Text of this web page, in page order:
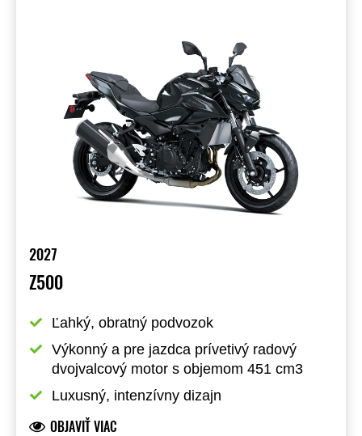
2027
Z500
Ľahký, obratný podvozok
Výkonný a pre jazdca prívetivý radový
dvojvalcový motor s objemom 451 cm3
Luxusný, intenzívny dizajn
OBJAVIŤ VIAC